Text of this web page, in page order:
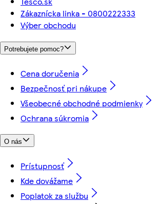
Zákaznícka linka - 0800222333
Výber obchodu
Potrebujete pomoc?
Cena doručenia
Bezpečnosť pri nákupe
Všeobecné obchodné podmienky
Ochrana súkromia
O nás
Prístupnosť
Kde dovážame
Poplatok za službu